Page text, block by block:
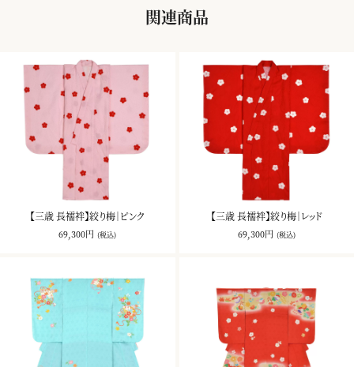
関連商品
【三歳 長襦袢】絞り梅｜ピンク
69,300円 (税込)
【三歳 長襦袢】絞り梅｜レッド
69,300円 (税込)